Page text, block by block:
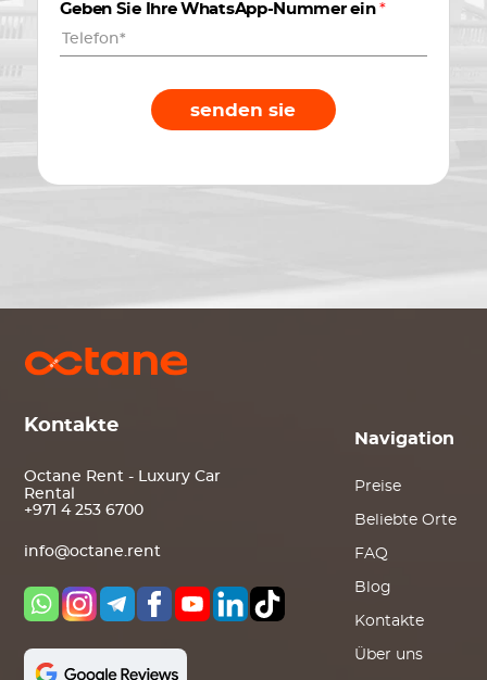
Geben Sie Ihre WhatsApp-Nummer ein*
senden sie
Kontakte
Octane Rent - Luxury Car
Rental
+971 4 253 6700
info@octane.rent
Navigation
Preise
Beliebte Orte
FAQ
Blog
Kontakte
Über uns